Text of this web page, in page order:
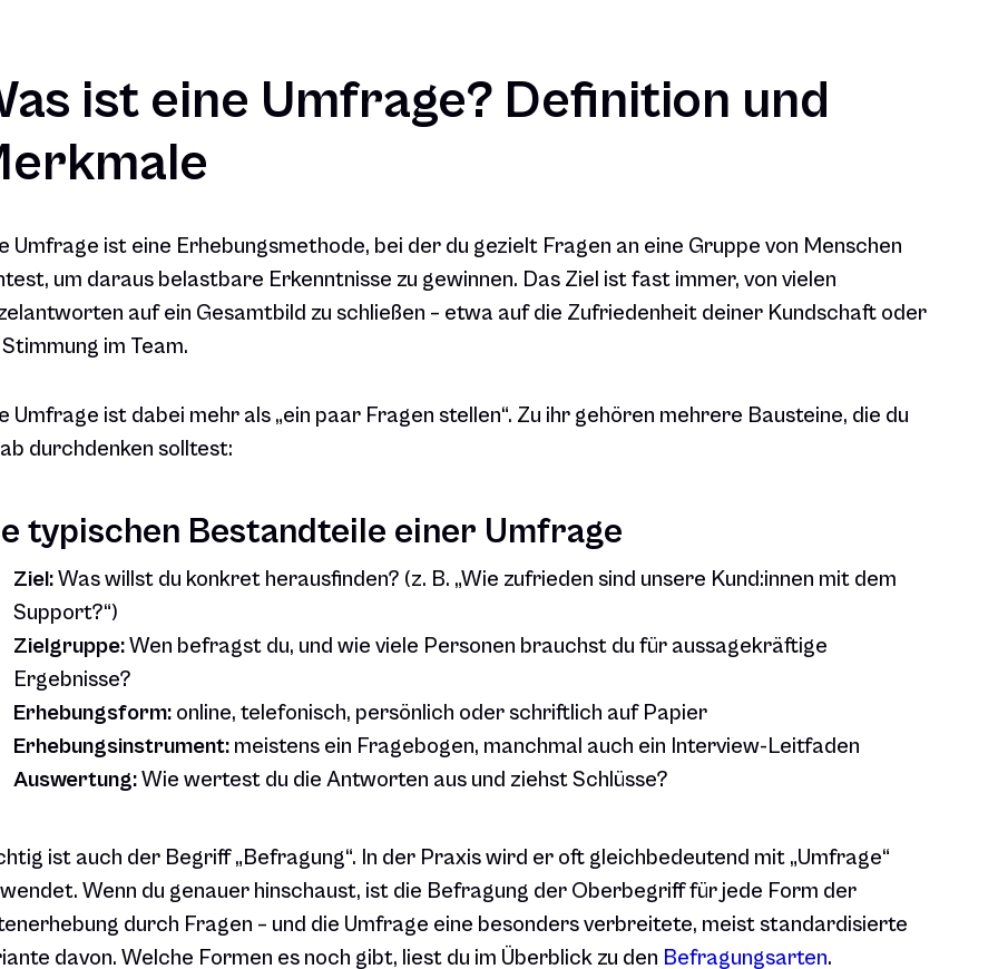
ist eine Umfrage? Definition und
Umfrage ist eine Erhebungsmethode, bei der du gezielt Fragen an eine Gruppe von Menschen
um daraus belastbare Erkenntnisse zu gewinnen. Das Ziel ist fast immer, von vielen
auf ein Gesamtbild zu schließen – etwa auf die Zufriedenheit deiner Kundschaft oder
im Team.
Umfrage ist dabei mehr als „ein paar Fragen stellen“. Zu ihr gehören mehrere Bausteine, die du
durchdenken solltest:
typischen Bestandteile einer Umfrage
Ziel:Was willst du konkret herausfinden? (z. B. „Wie zufrieden sind unsere Kund:innen mit dem
Support?“)
Zielgruppe:Wen befragst du, und wie viele Personen brauchst du für aussagekräftige
Ergebnisse?
Erhebungsform: online, telefonisch, persönlich oder schriftlich auf Papier
Erhebungsinstrument: meistens ein Fragebogen, manchmal auch ein Interview-Leitfaden
Auswertung:Wie wertest du die Antworten aus und ziehst Schlüsse?
ist auch der Begriff „Befragung“. In der Praxis wird er oft gleichbedeutend mit „Umfrage“
Wenn du genauer hinschaust, ist die Befragung der Oberbegriff für jede Form der
durch Fragen – und die Umfrage eine besonders verbreitete, meist standardisierte
davon. Welche Formen es noch gibt, liest du im Überblick zu den Befragungsarten.